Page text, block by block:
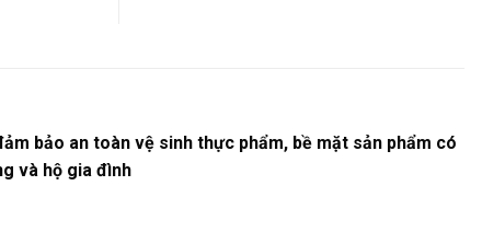
bảo an toàn vệ sinh thực phẩm, bề mặt sản phẩm có
và hộ gia đình